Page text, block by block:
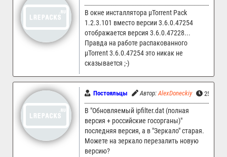
В окне инсталлятора µTorrent Pack
1.2.3.101 вместо версии 3.6.0.47254
отображается версия 3.6.0.47228...
Правда на работе распакованного
µTorrent 3.6.0.47254 это никак не
сказывается ;-)
Постояльцы Автор: AlexDoneckiy
В "Обновляемый ipfilter.dat (полная
версия + российские госорганы)"
последняя версия, а в "Зеркало" старая.
Можете на зеркало перезалить новую
версию?